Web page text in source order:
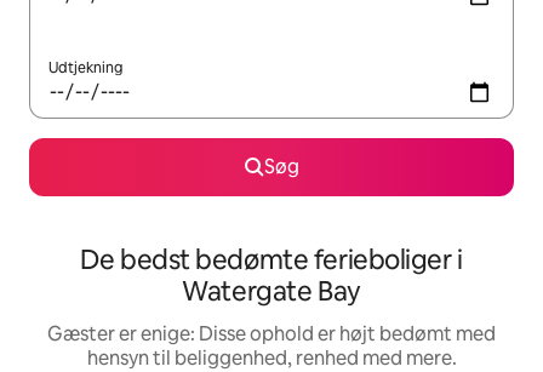
Udtjekning
Søg
De bedst bedømte ferieboliger i
Watergate Bay
Gæster er enige: Disse ophold er højt bedømt med
hensyn til beliggenhed, renhed med mere.